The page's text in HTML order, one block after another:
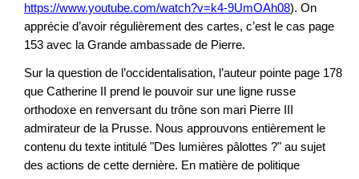
https://www.youtube.com/watch?v=k4-9UmOAh08). On
apprécie d’avoir régulièrement des cartes, c’est le cas page
153 avec la Grande ambassade de Pierre.
Sur la question de l’occidentalisation, l’auteur pointe page 178
que Catherine II prend le pouvoir sur une ligne russe
orthodoxe en renversant du trône son mari Pierre III
admirateur de la Prusse. Nous approuvons entièrement le
contenu du texte intitulé "Des lumières pâlottes ?" au sujet
des actions de cette dernière. En matière de politique